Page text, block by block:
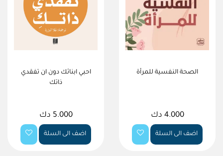
الصحة النفسية للمرأة
4.000 دك
اضف الى السلة
احبي ابنائك دون ان تفقدي
ذاتك
5.000 دك
اضف الى السلة